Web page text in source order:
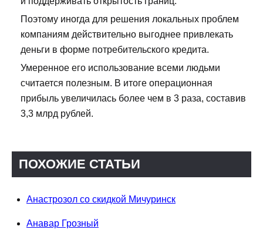
Поэтому иногда для решения локальных проблем
компаниям действительно выгоднее привлекать
деньги в форме потребительского кредита.
Умеренное его использование всеми людьми
считается полезным. В итоге операционная
прибыль увеличилась более чем в 3 раза, составив
3,3 млрд рублей.
ПОХОЖИЕ СТАТЬИ
Анастрозол со скидкой Мичуринск
Анавар Грозный